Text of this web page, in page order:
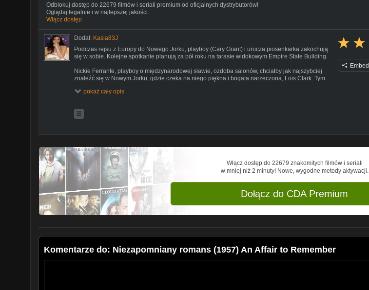
Odblokuj dostęp do 22679 filmów i seriali premium od oficjalnych dystrybutorów!
Oglądaj legalnie i w najlepszej jakości.
Włącz dostęp
Dodał: Kasia83J
Podczas rejsu z Europy do Nowego Jorku, playboy (Cary Grant) i urocza piosenkarka zakochują
się w sobie. Kolejne spotkanie planują za pół roku na tarasie widokowym Empire State Building.
Nickie Ferrante, playboy o międzynarodowej sławie, ozdoba salonów, chciałby jak najszybciej
znaleźć się w Nowym Jorku, gdzie czeka na niego piękna i bogata narzeczona, Lois Clark. Tym
oddanym jej, lecz bezbarwnym. Zagubiona przez Nicka papierośnica tworzy okazję do
Występują:
pokaż cały opis
Embed
Włącz dostęp do 22679 znakomitych filmów i seriali
w mniej niż 2 minuty! Nowe, wygodne metody aktywacji.
Dołącz do CDA Premium
Komentarze do: Niezapomniany romans (1957) An Affair to Remember